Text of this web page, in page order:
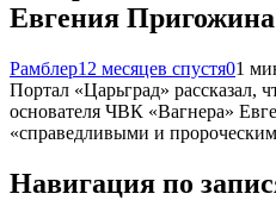
Евгения Пригожина
Рамблер12 месяцев спустя01
Портал «Царьград» рассказал,
основателя ЧВК «Вагнера»
«справедливыми и
Навигация по